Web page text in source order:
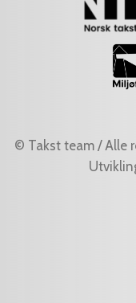
© Takst team / Alle